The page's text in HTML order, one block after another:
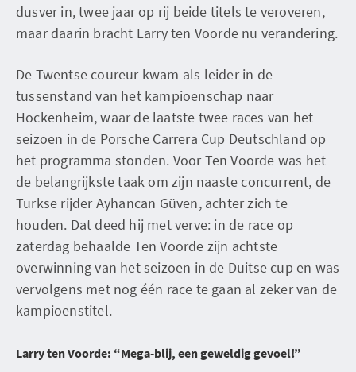
dusver in, twee jaar op rij beide titels te veroveren,
maar daarin bracht Larry ten Voorde nu verandering.
De Twentse coureur kwam als leider in de
tussenstand van het kampioenschap naar
Hockenheim, waar de laatste twee races van het
seizoen in de Porsche Carrera Cup Deutschland op
het programma stonden. Voor Ten Voorde was het
de belangrijkste taak om zijn naaste concurrent, de
Turkse rijder Ayhancan Güven, achter zich te
houden. Dat deed hij met verve: in de race op
zaterdag behaalde Ten Voorde zijn achtste
overwinning van het seizoen in de Duitse cup en was
vervolgens met nog één race te gaan al zeker van de
kampioenstitel.
Larry ten Voorde: “Mega-blij, een geweldig gevoel!”